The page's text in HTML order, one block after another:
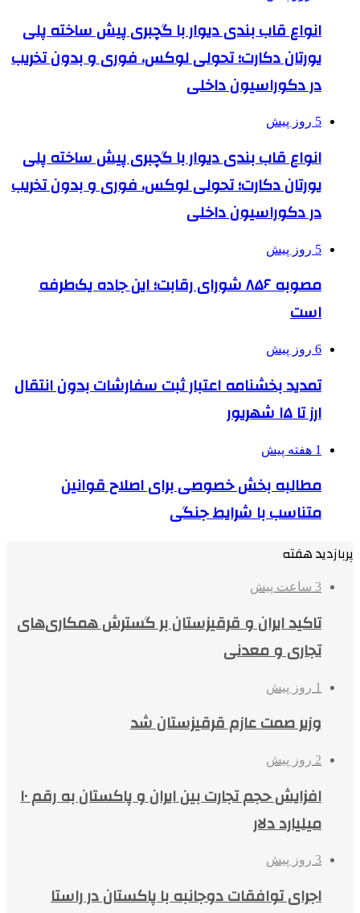
انواع قاب بندی دیوار با گچبری پیش ساخته پلی
یورتان دکارت؛ تحولی لوکس، فوری و بدون تخریب
در دکوراسیون داخلی
5 روز پیش
انواع قاب بندی دیوار با گچبری پیش ساخته پلی
یورتان دکارت؛ تحولی لوکس، فوری و بدون تخریب
در دکوراسیون داخلی
5 روز پیش
مصوبه ۸۵۶ شورای رقابت؛ این جاده یک‌طرفه
است
6 روز پیش
تمدید بخشنامه اعتبار ثبت سفارشات بدون انتقال
ارز تا ۱۵ شهریور
1 هفته پیش
مطالبه بخش خصوصی برای اصلاح قوانین
متناسب با شرایط جنگی
پربازدید هفته
3 ساعت پیش
تاکید ایران و قرقیزستان بر گسترش همکاری‌های
تجاری و معدنی
1 روز پیش
وزیر صمت عازم قرقیزستان شد
2 روز پیش
افزایش حجم تجارت بین ایران و پاکستان به رقم ۱۰
میلیارد دلار
3 روز پیش
اجرای توافقات دوجانبه با پاکستان در راستا